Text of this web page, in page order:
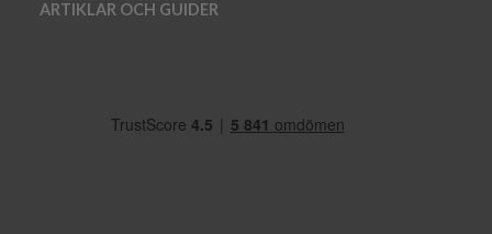
ARTIKLAR OCH GUIDER